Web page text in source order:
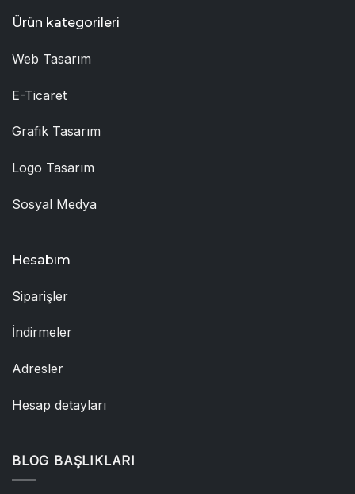
Ürün kategorileri
Web Tasarım
E-Ticaret
Grafik Tasarım
Logo Tasarım
Sosyal Medya
Hesabım
Siparişler
İndirmeler
Adresler
Hesap detayları
BLOG BAŞLIKLARI